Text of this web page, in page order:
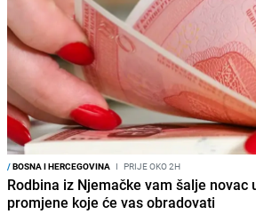
/BOSNA I HERCEGOVINA I PRIJE OKO 2H
Rodbina iz Njemačke vam šalje novac
promjene koje će vas obradovati